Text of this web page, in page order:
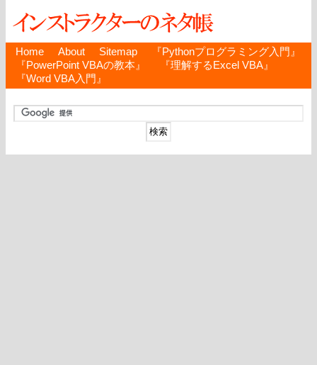
Home About Sitemap
『Pythonプログラミング入門』
『PowerPoint VBAの教本』
『理解するExcel VBA』
『Word VBA入門』